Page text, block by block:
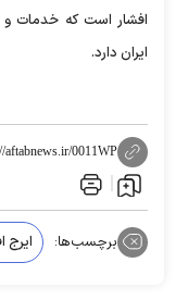
افشار است که خدمات و
ایران دارد.
aftabnews.ir/0011WP
برچسب‌ها: ایرج